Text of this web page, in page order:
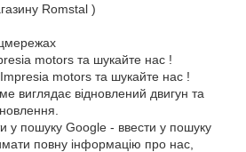
Romstal )
motors та шукайте нас !
motors та шукайте нас !
виглядає відновлений двигун та
у пошуку Google - ввести у пошуку
повну інформацію про нас,